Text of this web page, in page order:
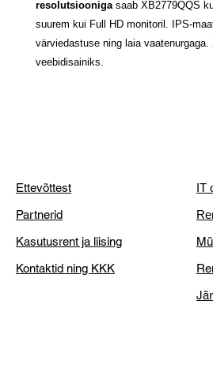
resolutsiooniga saab XB2779QQS
suurem kui Full HD monitoril. IPS-
värviedastuse ning laia
veebidisainiks.
Ettevõttest
Partnerid
Kasutusrent ja liising
Kontaktid ning KKK
IT